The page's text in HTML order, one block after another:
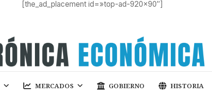
[the_ad_placement id=»top-ad-920×90″]
MERCADOS GOBIERNO HISTORIA